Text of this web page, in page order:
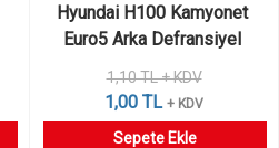
Hyundai H100 Kamyonet
Euro5 Arka Defransiyel
Komple
1,10 TL + KDV
1,00 TL + KDV
Sepete Ekle